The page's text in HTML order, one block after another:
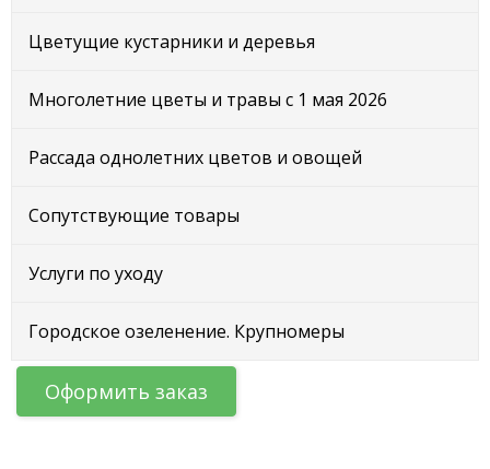
Цветущие кустарники и деревья
Многолетние цветы и травы с 1 мая 2026
Рассада однолетних цветов и овощей
Сопутствующие товары
Услуги по уходу
Городское озеленение. Крупномеры
Оформить заказ